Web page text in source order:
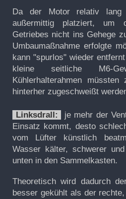
Da der Motor relativ
außermittig platziert, um
Getriebes nicht ins Gehege
Umbaumaßnahme erfolgte
kann "spurlos" wieder
kleine seitliche M6-
Kühlerhalterahmen müssten
hinterher zugeschweißt
Linksdrall:
je mehr der
Einsatz kommt, desto
vom Lüfter künstlich
Wasser kälter, schwerer
unten in den Sammelkasten.
Theoretisch wird dadurch
besser gekühlt als der